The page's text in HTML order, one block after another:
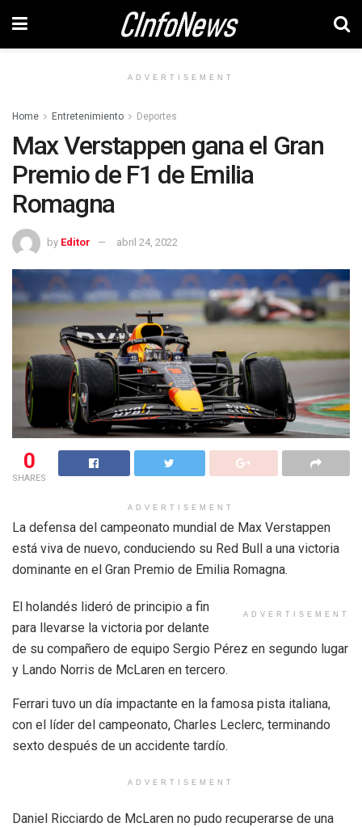
ADVERTISEMENT
Home Entretenimiento Deportes
Max Verstappen gana el Gran
Premio de F1 de Emilia
Romagna
by Editor abril 24, 2022
0
SHARES
ADVERTISEMENT
La defensa del campeonato mundial de Max Verstappen
está viva de nuevo, conduciendo su Red Bull a una victoria
dominante en el Gran Premio de Emilia Romagna.
ADVERTISEMENT
El holandés lideró de principio a fin
para llevarse la victoria por delante
de su compañero de equipo Sergio Pérez en segundo lugar
y Lando Norris de McLaren en tercero.
Ferrari tuvo un día impactante en la famosa pista italiana,
con el líder del campeonato, Charles Leclerc, terminando
sexto después de un accidente tardío.
ADVERTISEMENT
Daniel Ricciardo de McLaren no pudo recuperarse de una